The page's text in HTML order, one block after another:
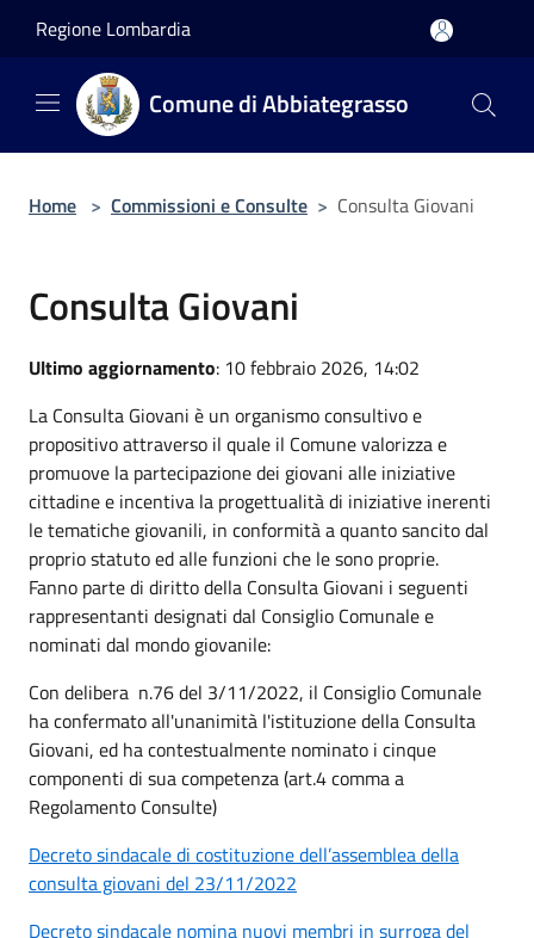
Regione Lombardia
Comune di Abbiategrasso
Home > Commissioni e Consulte > Consulta Giovani
Consulta Giovani
Ultimo aggiornamento: 10 febbraio 2026, 14:02
La Consulta Giovani è un organismo consultivo e
propositivo attraverso il quale il Comune valorizza e
promuove la partecipazione dei giovani alle iniziative
cittadine e incentiva la progettualità di iniziative inerenti
le tematiche giovanili, in conformità a quanto sancito dal
proprio statuto ed alle funzioni che le sono proprie.
Fanno parte di diritto della Consulta Giovani i seguenti
rappresentanti designati dal Consiglio Comunale e
nominati dal mondo giovanile:
Con delibera n.76 del 3/11/2022, il Consiglio Comunale
ha confermato all'unanimità l'istituzione della Consulta
Giovani, ed ha contestualmente nominato i cinque
componenti di sua competenza (art.4 comma a
Regolamento Consulte)
Decreto sindacale di costituzione dell’assemblea della
consulta giovani del 23/11/2022
Decreto sindacale nomina nuovi membri in surroga del